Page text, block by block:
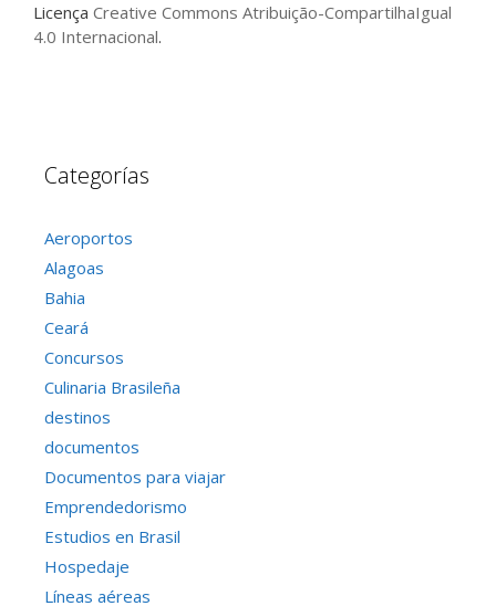
Licença Creative Commons Atribuição-CompartilhaIgual
4.0 Internacional.
Categorías
Aeroportos
Alagoas
Bahia
Ceará
Concursos
Culinaria Brasileña
destinos
documentos
Documentos para viajar
Emprendedorismo
Estudios en Brasil
Hospedaje
Líneas aéreas